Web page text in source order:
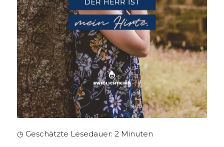
◷ Geschätzte Lesedauer: 2 Minuten